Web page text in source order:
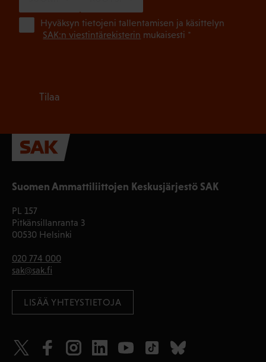
Suomen Ammattiliittojen Keskusjärjestö SAK
PL 157
Pitkänsillanranta 3
00530 Helsinki
020 774 000
sak@sak.fi
LISÄÄ YHTEYSTIETOJA
Hyväksyn tietojeni tallentamisen ja käsittelyn
SAK:n viestintärekisterin mukaisesti *
Tilaa